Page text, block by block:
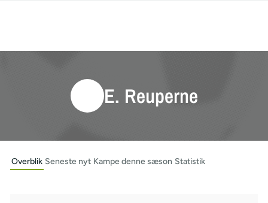
E. Reuperne
Overblik Seneste nyt Kampe denne sæson Statistik